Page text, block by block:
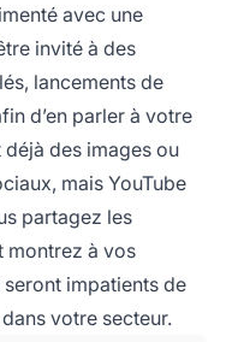
avec une
invité à des
lancements de
d’en parler à votre
des images ou
mais YouTube
partagez les
montrez à vos
impatients de
votre secteur.